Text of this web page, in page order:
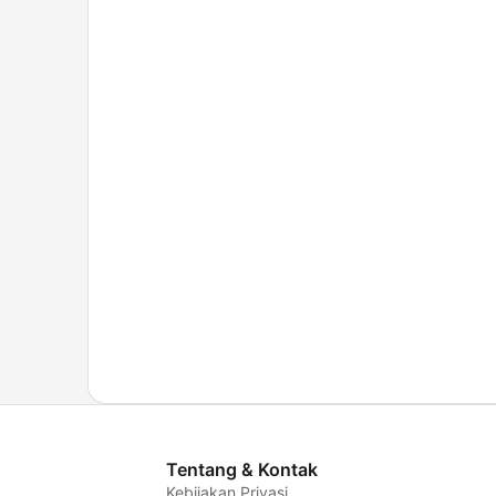
Tentang & Kontak